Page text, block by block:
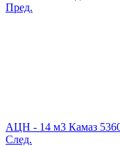
Пред.
АЦН - 14 м3 Камаз
След.